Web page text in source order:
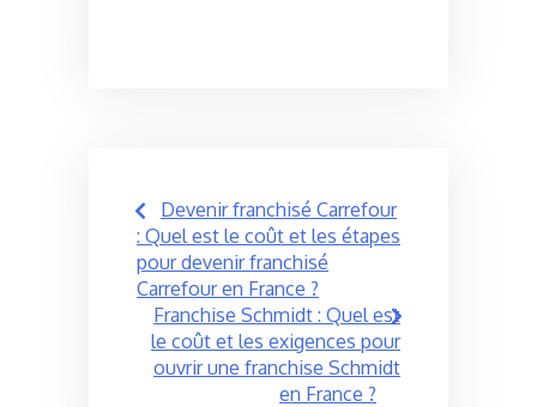
Post
navigation
Devenir franchisé Carrefour
: Quel est le coût et les étapes
pour devenir franchisé
Carrefour en France ?
Franchise Schmidt : Quel est
le coût et les exigences pour
ouvrir une franchise Schmidt
en France ?